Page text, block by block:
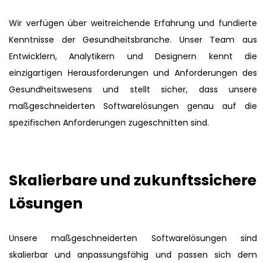
Wir verfügen über weitreichende Erfahrung und fundierte
Kenntnisse der Gesundheitsbranche. Unser Team aus
Entwicklern, Analytikern und Designern kennt die
einzigartigen Herausforderungen und Anforderungen des
Gesundheitswesens und stellt sicher, dass unsere
maßgeschneiderten Softwarelösungen genau auf die
spezifischen Anforderungen zugeschnitten sind.
Skalierbare und zukunftssichere
Lösungen
Unsere maßgeschneiderten Softwarelösungen sind
skalierbar und anpassungsfähig und passen sich dem